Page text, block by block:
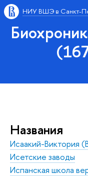
НИУ ВШЭ в Санкт-
Названия
Исаакий-Виктория
Исетские заводы
Испанская школа